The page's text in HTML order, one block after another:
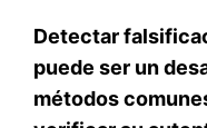
Detectar
puede ser un
métodos